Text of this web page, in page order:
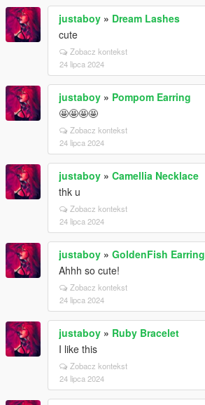
justaboy » Dream Lashes
cute
Zobacz kontekst
24 lipca 2024
justaboy » Pompom Earring
🤩🤩🤩🤩
Zobacz kontekst
24 lipca 2024
justaboy » Camellia Necklace
thk u
Zobacz kontekst
24 lipca 2024
justaboy » GoldenFish Earring
Ahhh so cute!
Zobacz kontekst
24 lipca 2024
justaboy » Ruby Bracelet
I like this
Zobacz kontekst
24 lipca 2024